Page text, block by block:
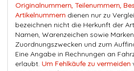
Originalnummern, Teilenummern,
Artikelnummern dienen nur zu
bezeichnen nicht die Herkunft der
Namen, Warenzeichen sowie
Zuordnungszwecken und zum
Eine Angabe in Rechnungen an
erlaubt. Um Fehlkäufe zu vermeiden